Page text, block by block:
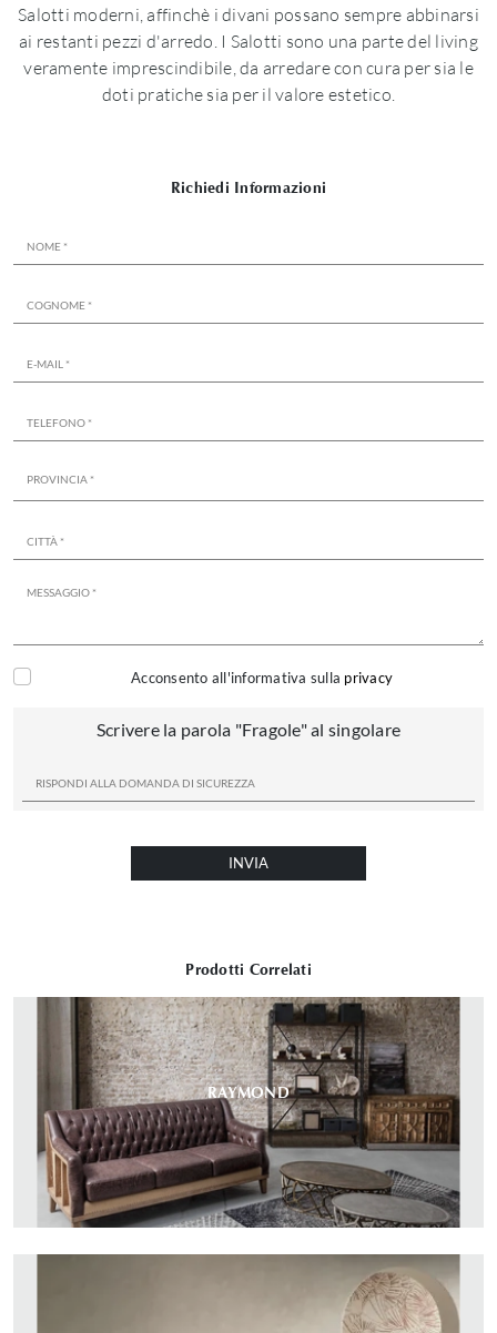
Salotti moderni, affinchè i divani possano sempre abbinarsi
ai restanti pezzi d'arredo. I Salotti sono una parte del living
veramente imprescindibile, da arredare con cura per sia le
doti pratiche sia per il valore estetico.
Prodotti Correlati
RAYMOND
Richiedi Informazioni
Acconsento all'informativa sulla privacy
Scrivere la parola "Fragole" al singolare
INVIA